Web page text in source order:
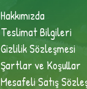
Hakkımızda
Teslimat Bilgileri
Gizlilik Sözleşmesi
Şartlar ve Koşullar
Mesafeli Satış